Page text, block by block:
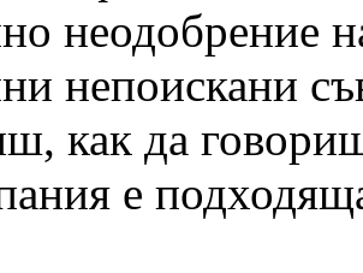
неодобрение
непоискани
как да
е